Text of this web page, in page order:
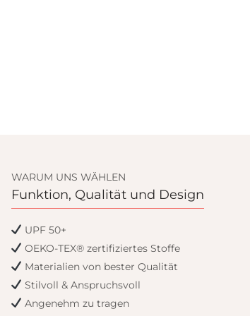
WARUM UNS WÄHLEN
Funktion, Qualität und Design
UPF 50+
OEKO-TEX® zertifiziertes Stoffe
Materialien von bester Qualität
Stilvoll & Anspruchsvoll
Angenehm zu tragen